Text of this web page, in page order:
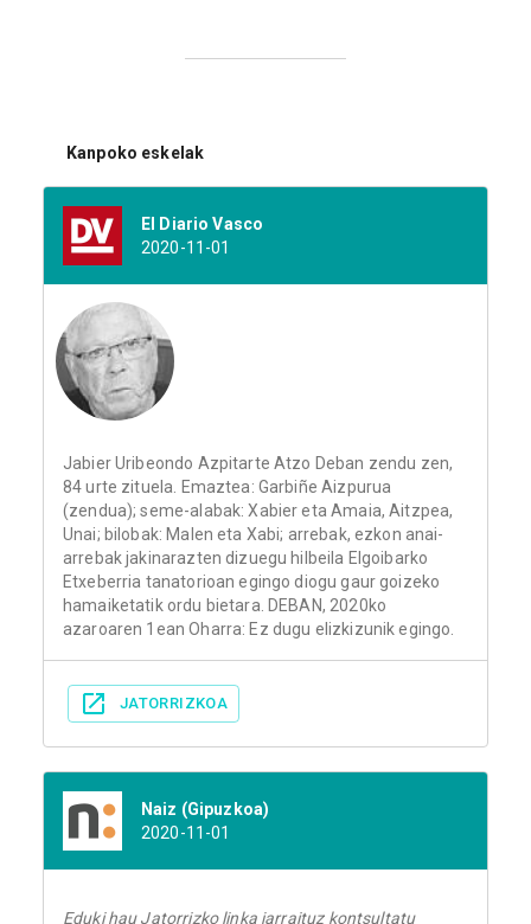
Kanpoko eskelak
El Diario Vasco
2020-11-01
Jabier Uribeondo Azpitarte Atzo Deban zendu zen,
84 urte zituela. Emaztea: Garbiñe Aizpurua
(zendua); seme-alabak: Xabier eta Amaia, Aitzpea,
Unai; bilobak: Malen eta Xabi; arrebak, ezkon anai-
arrebak jakinarazten dizuegu hilbeila Elgoibarko
Etxeberria tanatorioan egingo diogu gaur goizeko
hamaiketatik ordu bietara. DEBAN, 2020ko
azaroaren 1ean Oharra: Ez dugu elizkizunik egingo.
JATORRIZKOA
Naiz (Gipuzkoa)
2020-11-01
Eduki hau Jatorrizko linka jarraituz kontsultatu